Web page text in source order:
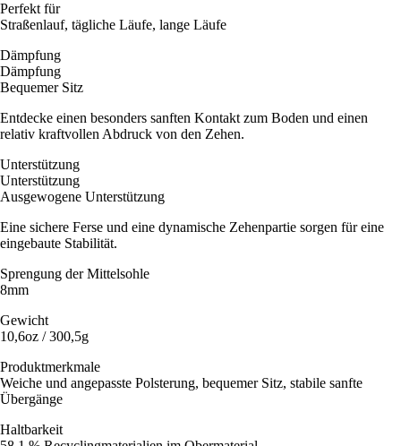
Perfekt für
Straßenlauf, tägliche Läufe, lange Läufe
Dämpfung
Dämpfung
Bequemer Sitz
Entdecke einen besonders sanften Kontakt zum Boden und einen
relativ kraftvollen Abdruck von den Zehen.
Unterstützung
Unterstützung
Ausgewogene Unterstützung
Eine sichere Ferse und eine dynamische Zehenpartie sorgen für eine
eingebaute Stabilität.
Sprengung der Mittelsohle
8mm
Gewicht
10,6oz / 300,5g
Produktmerkmale
Weiche und angepasste Polsterung, bequemer Sitz, stabile sanfte
Übergänge
Haltbarkeit